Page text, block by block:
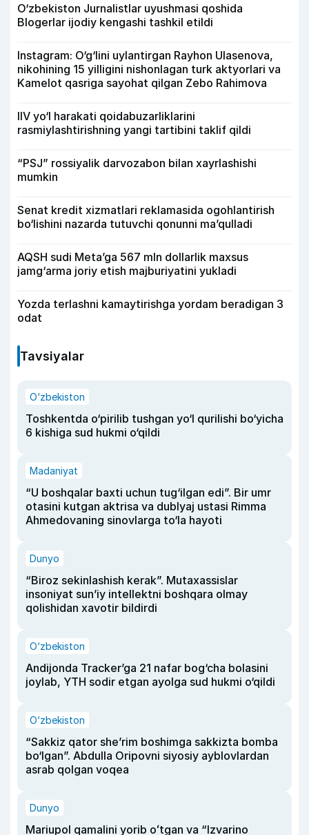
O‘zbekiston Jurnalistlar uyushmasi qoshida
Blogerlar ijodiy kengashi tashkil etildi
Instagram: O‘g‘lini uylantirgan Rayhon Ulasenova,
nikohining 15 yilligini nishonlagan turk aktyorlari va
Kamelot qasriga sayohat qilgan Zebo Rahimova
IIV yo‘l harakati qoidabuzarliklarini
rasmiylashtirishning yangi tartibini taklif qildi
“PSJ” rossiyalik darvozabon bilan xayrlashishi
mumkin
Senat kredit xizmatlari reklamasida ogohlantirish
bo‘lishini nazarda tutuvchi qonunni ma’qulladi
AQSH sudi Meta’ga 567 mln dollarlik maxsus
jamg‘arma joriy etish majburiyatini yukladi
Yozda terlashni kamaytirishga yordam beradigan 3
odat
Tavsiyalar
O‘zbekiston
Toshkentda o‘pirilib tushgan yo‘l qurilishi bo‘yicha
6 kishiga sud hukmi o‘qildi
Madaniyat
“U boshqalar baxti uchun tug‘ilgan edi”. Bir umr
otasini kutgan aktrisa va dublyaj ustasi Rimma
Ahmedovaning sinovlarga to‘la hayoti
Dunyo
“Biroz sekinlashish kerak”. Mutaxassislar
insoniyat sun’iy intellektni boshqara olmay
qolishidan xavotir bildirdi
O‘zbekiston
Andijonda Tracker’ga 21 nafar bog‘cha bolasini
joylab, YTH sodir etgan ayolga sud hukmi o‘qildi
O‘zbekiston
“Sakkiz qator she’rim boshimga sakkizta bomba
bo‘lgan”. Abdulla Oripovni siyosiy ayblovlardan
asrab qolgan voqea
Dunyo
Mariupol qamalini yorib oʻtgan va “Izvarino